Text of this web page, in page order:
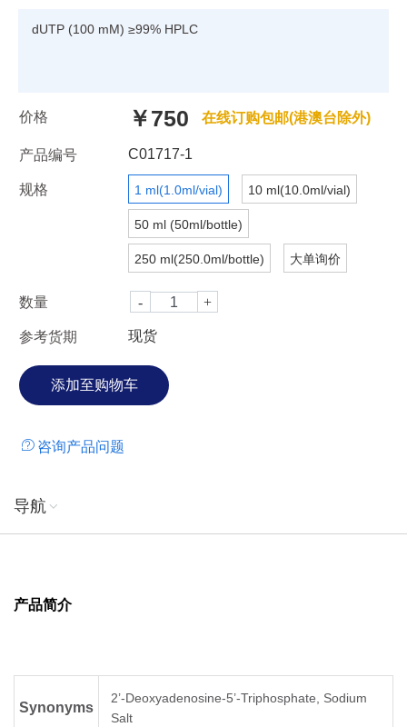
dUTP (100 mM) ≥99% HPLC
价格 ￥750 在线订购包邮(港澳台除外)
产品编号 C01717-1
规格 1 ml(1.0ml/vial) 10 ml(10.0ml/vial)
50 ml (50ml/bottle)
250 ml(250.0ml/bottle) 大单询价
数量
参考货期 现货
咨询产品问题
导航
产品简介
Synonyms
2’-Deoxyadenosine-5’-Triphosphate, Sodium
Salt